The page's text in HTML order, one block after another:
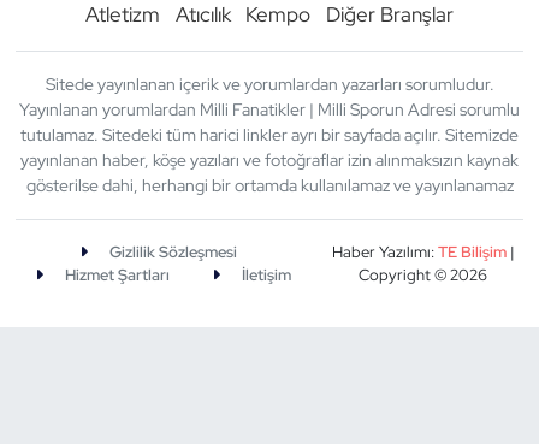
Atletizm
Atıcılık Kempo Diğer Branşlar
Sitede yayınlanan içerik ve yorumlardan yazarları sorumludur.
Yayınlanan yorumlardan Milli Fanatikler | Milli Sporun Adresi sorumlu
tutulamaz. Sitedeki tüm harici linkler ayrı bir sayfada açılır. Sitemizde
yayınlanan haber, köşe yazıları ve fotoğraflar izin alınmaksızın kaynak
gösterilse dahi, herhangi bir ortamda kullanılamaz ve yayınlanamaz
Gizlilik Sözleşmesi
Hizmet Şartları
İletişim
Haber Yazılımı:TE Bilişim|
Copyright © 2026